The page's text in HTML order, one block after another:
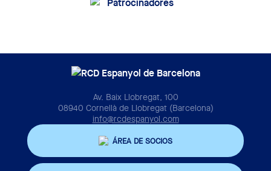
Av. Baix Llobregat, 100
08940 Cornellà de Llobregat (Barcelona)
info@rcdespanyol.com
ÁREA DE SOCIOS